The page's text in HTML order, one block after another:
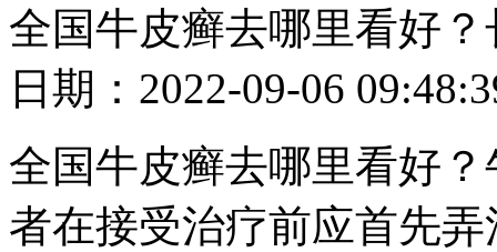
全国牛皮癣去哪里看好
日期：2022-09-06
全国牛皮癣去哪里看好
者在接受治疗前应首先